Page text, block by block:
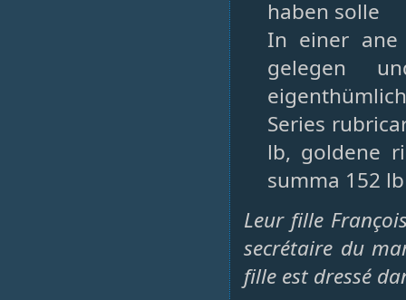
haben solle
In einer ane
gelegen
Series
lb, goldene
summa 152 lb
Leur fille
secrétaire du
fille est dressé